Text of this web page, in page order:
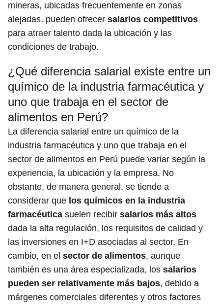
mineras, ubicadas frecuentemente en zonas
alejadas, pueden ofrecer salarios competitivos
para atraer talento dada la ubicación y las
condiciones de trabajo.
¿Qué diferencia salarial existe entre un
químico de la industria farmacéutica y
uno que trabaja en el sector de
alimentos en Perú?
La diferencia salarial entre un químico de la
industria farmacéutica y uno que trabaja en el
sector de alimentos en Perú puede variar según la
experiencia, la ubicación y la empresa. No
obstante, de manera general, se tiende a
considerar que los químicos en la industria
farmacéutica suelen recibir salarios más altos
dada la alta regulación, los requisitos de calidad y
las inversiones en I+D asociadas al sector. En
cambio, en el sector de alimentos, aunque
también es una área especializada, los salarios
pueden ser relativamente más bajos, debido a
márgenes comerciales diferentes y otros factores